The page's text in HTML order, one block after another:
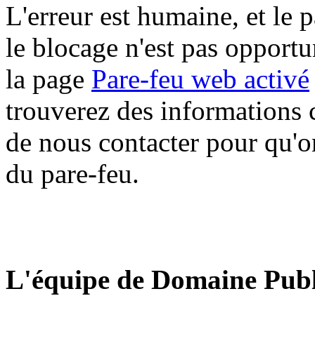
L'erreur est humaine, et le
le blocage n'est pas
la page Pare-feu web activé
trouverez des informations
de nous contacter pour
du pare-feu.
L'équipe de Domaine